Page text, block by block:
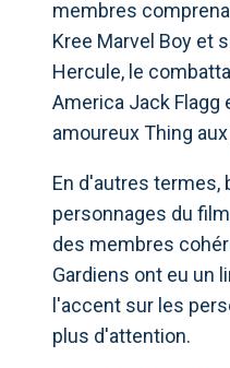
membres
Kree Marvel Boy et
Hercule, le
America Jack
amoureux Thing
En d'autres termes,
personnages du
des membres
Gardiens ont eu un
l'accent sur les
plus d'attention.